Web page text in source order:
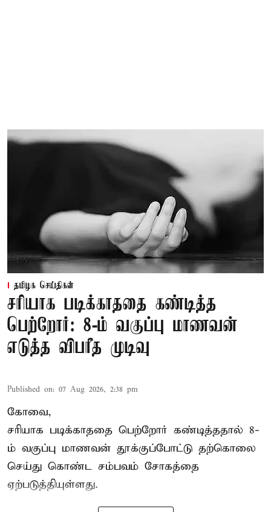
தமிழக செய்திகள்
சரியாக படிக்காததை கண்டித்த
பெற்றோர்: 8-ம் வகுப்பு மாணவன்
எடுத்த விபரீத முடிவு
Published on: 07 Aug 2026, 2:38 pm
கோவை,
சரியாக படிக்காததை பெற்றோர் கண்டித்ததால் 8-
ம் வகுப்பு மாணவன் தூக்குப்போட்டு தற்கொலை
செய்து கொண்ட சம்பவம் சோகத்தை
ஏற்படுத்தியுள்ளது.